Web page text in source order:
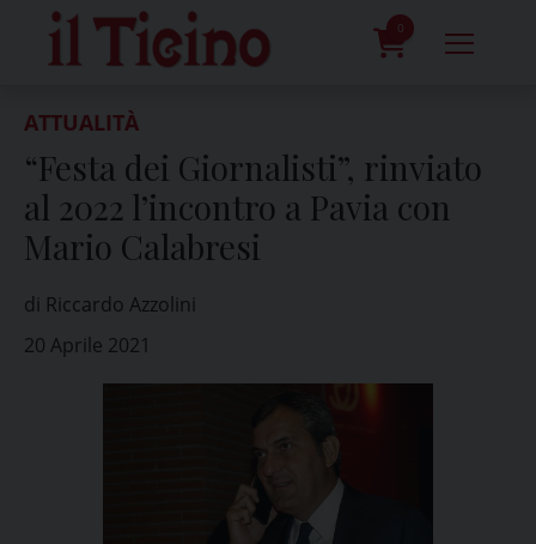
content
0
ATTUALITÀ
“Festa dei Giornalisti”, rinviato
al 2022 l’incontro a Pavia con
Mario Calabresi
di Riccardo Azzolini
20 Aprile 2021